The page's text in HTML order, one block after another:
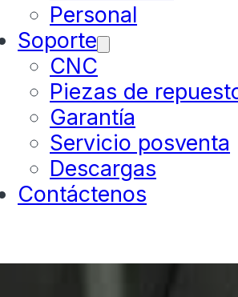
Personal
Soporte
CNC
Piezas de
Garantía
Servicio posventa
Descargas
Contáctenos